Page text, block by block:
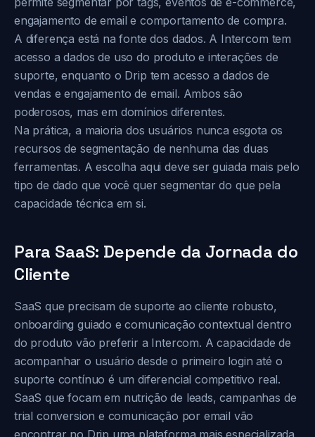
engajamento de email e comportamento de compra.
A diferença está na fonte dos dados. A Intercom tem
acesso a dados de uso do produto e interações de
suporte, enquanto o Drip tem acesso a dados de
vendas e engajamento de email. Ambos são
poderosos, mas em domínios diferentes.
Na prática, a maioria dos usuários nunca esgota os
recursos de segmentação de nenhuma das duas
ferramentas. A escolha aqui deve ser guiada mais pelo
tipo de dado que você quer segmentar do que pela
capacidade técnica em si.
Para SaaS: Depende da Jornada do
Cliente
SaaS que precisam de suporte ao cliente robusto,
onboarding guiado e comunicação contextual dentro
do produto vão preferir a Intercom. A capacidade de
acompanhar o usuário desde o primeiro login até o
suporte contínuo é um diferencial competitivo real.
SaaS que focam em nutrição de leads, campanhas de
trial conversion e comunicação por email vão
encontrar no Drip uma plataforma mais especializada